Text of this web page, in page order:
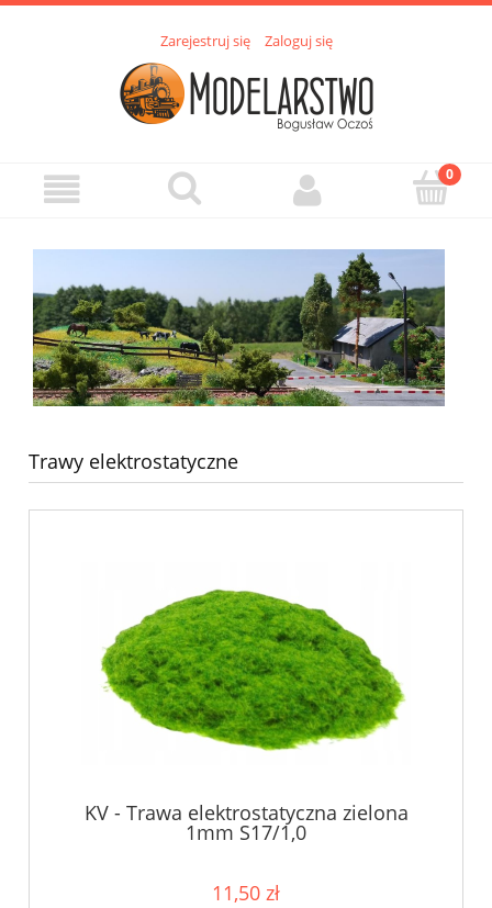
Zarejestruj się Zaloguj się
Trawy elektrostatyczne
KV - Trawa elektrostatyczna zielona
1mm S17/1,0
11,50 zł